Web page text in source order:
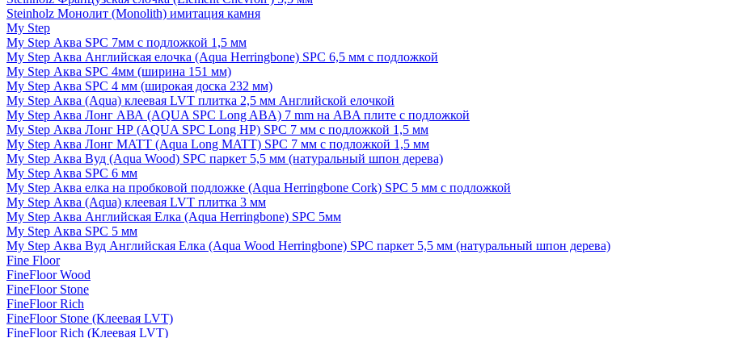
Steinholz Монолит (Monolith) имитация камня
My Step
My Step Аква SPC 7мм c подложкой 1,5 мм
My Step Аква Английская елочка (Aqua Herringbone) SPC 6,5 мм с подложкой
My Step Аква SPC 4мм (ширина 151 мм)
My Step Аква SPC 4 мм (широкая доска 232 мм)
My Step Аква (Aqua) клеевая LVT плитка 2,5 мм Английской елочкой
My Step Аква Лонг АВА (AQUA SPC Long ABA) 7 mm на ABA плите с подложкой
My Step Аква Лонг НР (AQUA SPC Long HP) SPC 7 мм с подложкой 1,5 мм
My Step Аква Лонг MATT (Aqua Long MATT) SPC 7 мм с подложкой 1,5 мм
My Step Аква Вуд (Aqua Wood) SPC паркет 5,5 мм (натуральный шпон дерева)
My Step Аква SPC 6 мм
My Step Аква елка на пробковой подложке (Aqua Herringbone Cork) SPC 5 мм с подложкой
My Step Аква (Aqua) клеевая LVT плитка 3 мм
My Step Аква Английская Елка (Aqua Herringbone) SPC 5мм
My Step Аква SPC 5 мм
My Step Аква Вуд Английская Елка (Aqua Wood Herringbone) SPC паркет 5,5 мм (натуральный шпон дерева)
Fine Floor
FineFloor Wood
FineFloor Stone
FineFloor Rich
FineFloor Stone (Клеевая LVT)
FineFloor Rich (Клеевая LVT)